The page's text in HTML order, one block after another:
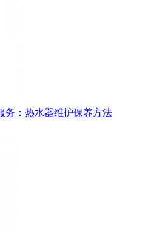
务：热水器维护保养方法